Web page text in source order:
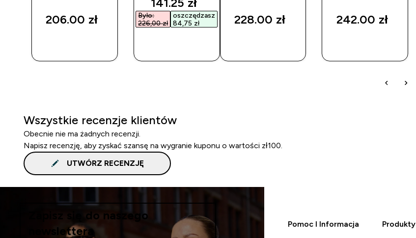
206.00 zł‎
Było:
226,00 zł‎
oszczędzasz
84,75 zł‎
228.00 zł‎ 242.00 zł‎
Wszystkie recenzje klientów
Obecnie nie ma żadnych recenzji.
Napisz recenzję, aby zyskać szansę na wygranie kuponu o wartości zł100.
UTWÓRZ RECENZJĘ
Zapisz się do naszego
newslettera
Pomoc I Informacja Produkty